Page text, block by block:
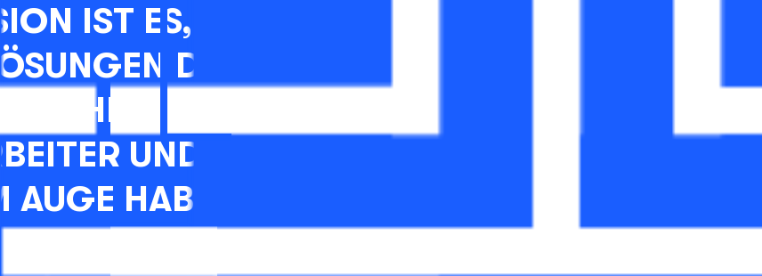
IST ES, SIE MIT HILFE VON
DURCH DAS MUDA-
FÜHREN, DIE DIE SICHERHEIT
UND DEN FLUSS IHRER
AUGE HABEN.